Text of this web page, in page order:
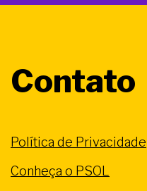
Contato
Política de Privacidade
Conheça o PSOL